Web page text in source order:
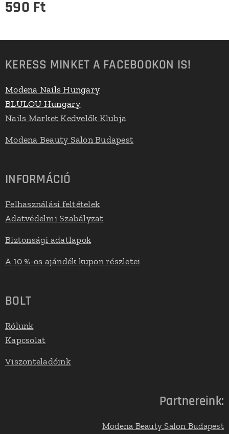
590 Ft
KERESS MINKET A FACEBOOKON IS!
Modena Nails Hungary
BLULOU Hungary
Nails Market Kedvelők Klubja
Modena Beauty Salon Budapest
INFORMÁCIÓ
Felhasználási feltételek
Adatvédelmi Szabályzat
Biztonsági adatlapok
A 10 %-os ajándék kupon részletei
BOLT
Rólunk
Kapcsolat
Viszonteladóink
Partnereink:
Modena Beauty Salon Budapest